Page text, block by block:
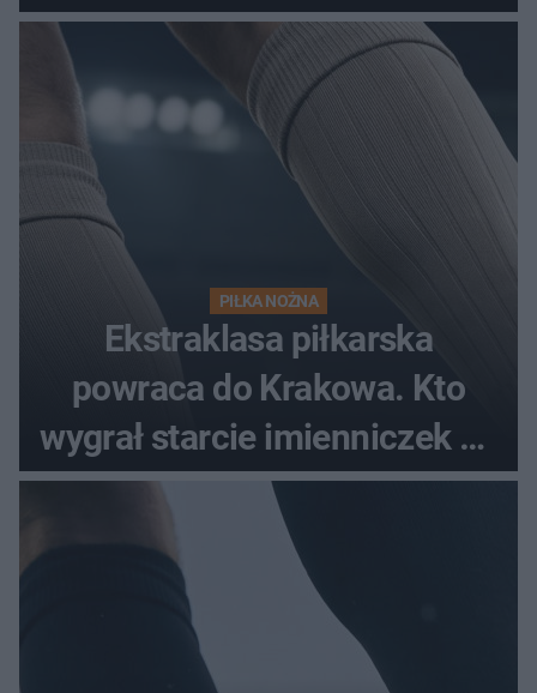
spotkania?
PIŁKA NOŻNA
Ekstraklasa piłkarska
powraca do Krakowa. Kto
wygrał starcie imienniczek na
pełnym stadionie